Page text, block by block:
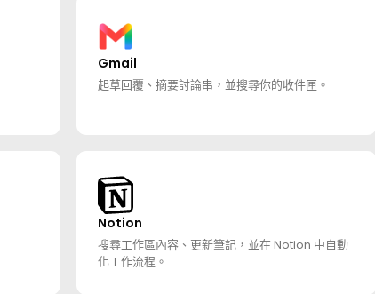
Gmail
起草回覆、摘要討論串，並搜尋你的收件匣。
Notion
搜尋工作區內容、更新筆記，並在 Notion 中自動
化工作流程。